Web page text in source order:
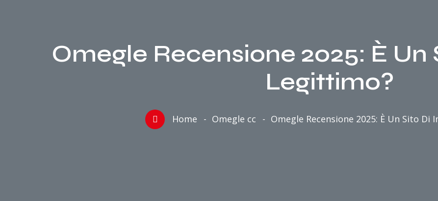
Omegle Recensione 2025: È Un
Legittimo?
Home Omegle cc Omegle Recensione 2025: È Un Sito